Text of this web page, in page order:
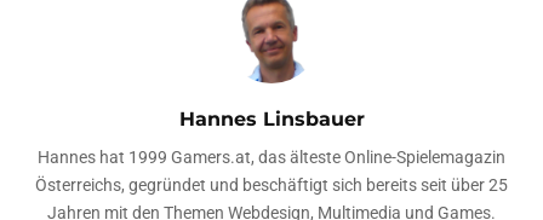
Hannes Linsbauer
Hannes hat 1999 Gamers.at, das älteste Online-Spielemagazin
Österreichs, gegründet und beschäftigt sich bereits seit über 25
Jahren mit den Themen Webdesign, Multimedia und Games.